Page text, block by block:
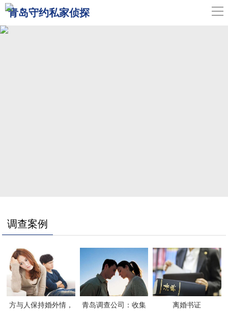
青岛守约私家侦探
导
调查案例
方与人保持婚外情，
青岛调查公司：收集
离婚书证